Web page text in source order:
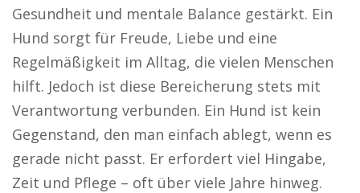
Gesundheit und mentale Balance gestärkt. Ein
Hund sorgt für Freude, Liebe und eine
Regelmäßigkeit im Alltag, die vielen Menschen
hilft. Jedoch ist diese Bereicherung stets mit
Verantwortung verbunden. Ein Hund ist kein
Gegenstand, den man einfach ablegt, wenn es
gerade nicht passt. Er erfordert viel Hingabe,
Zeit und Pflege – oft über viele Jahre hinweg.